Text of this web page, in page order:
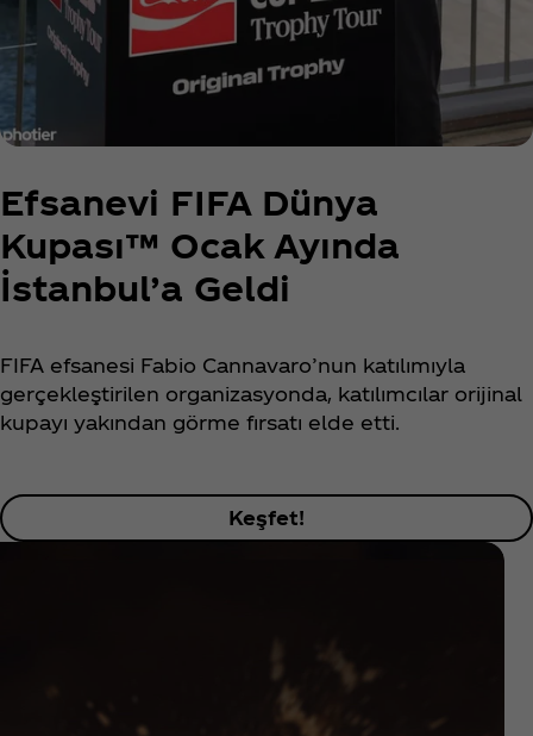
Efsanevi FIFA Dünya
Kupası™ Ocak Ayında
İstanbul’a Geldi
FIFA efsanesi Fabio Cannavaro’nun katılımıyla
gerçekleştirilen organizasyonda, katılımcılar orijinal
kupayı yakından görme fırsatı elde etti.
Keşfet!